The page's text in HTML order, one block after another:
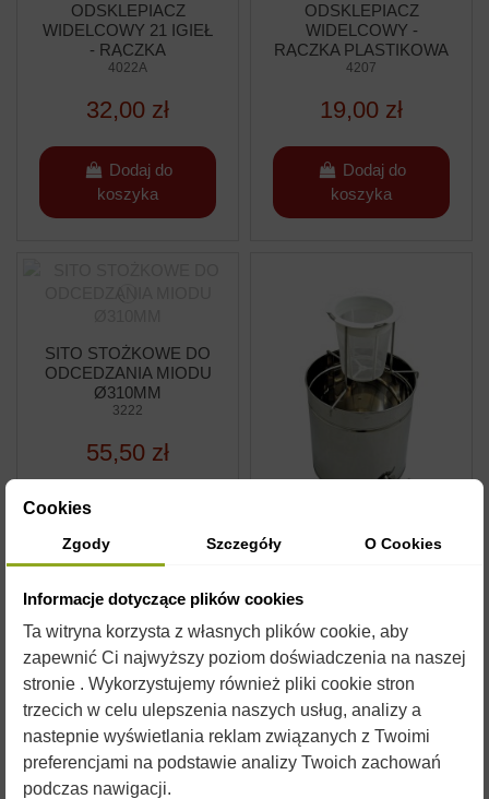
ODSKLEPIACZ
WIDELCOWY 21 IGIEŁ
- RĄCZKA
PROFILOWANA
4022A
32,00 zł
Dodaj do
koszyka
ODSKLEPIACZ
WIDELCOWY -
RĄCZKA PLASTIKOWA
(21 IGIEŁ)
4207
19,00 zł
Dodaj do
koszyka
SITO STOŻKOWE DO
ODCEDZANIA MIODU
Ø310MM
3222
55,50 zł
Dodaj do
koszyka
89,90 zł
Dodaj do
koszyka
Cookies
Zgody Szczegóły O Cookies
Informacje dotyczące plików cookies
Ta witryna korzysta z własnych plików cookie, aby
zapewnić Ci najwyższy poziom doświadczenia na naszej
stronie . Wykorzystujemy również pliki cookie stron
trzecich w celu ulepszenia naszych usług, analizy a
nastepnie wyświetlania reklam związanych z Twoimi
preferencjami na podstawie analizy Twoich zachowań
podczas nawigacji.